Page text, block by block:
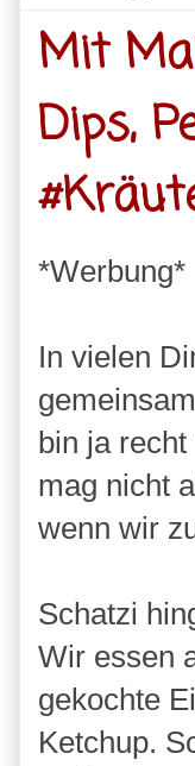
Mit
Dips,
*Werbung*
In vielen
bin ja
mag nicht
wenn wir
Schatzi
Wir essen
gekochte
Ketchup.